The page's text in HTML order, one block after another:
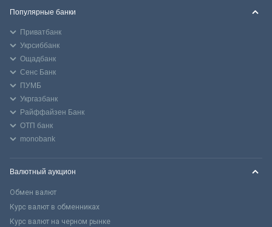
Популярные банки
Приватбанк
Укрсиббанк
Ощадбанк
Сенс Банк
ПУМБ
Укргазбанк
Райффайзен Банк
ОТП банк
monobank
Валютный аукцион
Обмен валют
Курс валют в обменниках
Курс валют на черном рынке